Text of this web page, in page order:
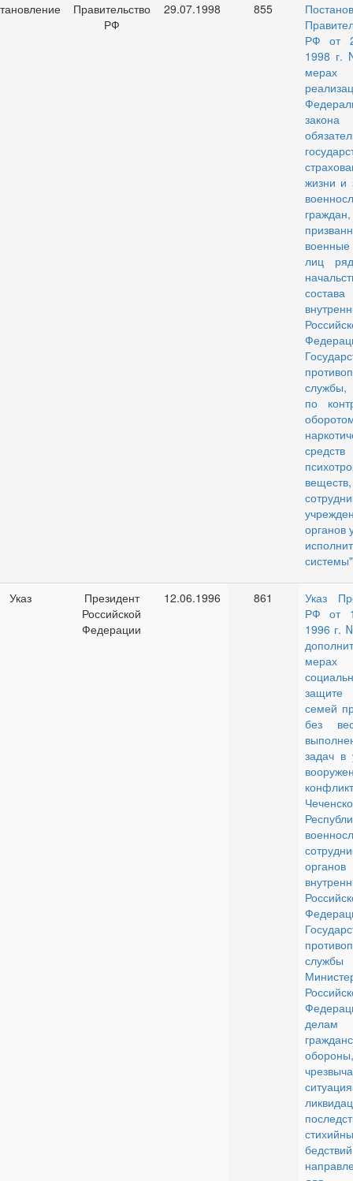
Правительство
РФ
29.07.1998 855
РФ от
1998 г.
жизни и
граждан,
лиц
состава
службы,
по
веществ,
органов
системы"
Указ
Президент
Российской
Федерации
12.06.1996 861
Указ
РФ от
1996 г.
защите
семей
без
задач в
органов
службы
делам
обороны,